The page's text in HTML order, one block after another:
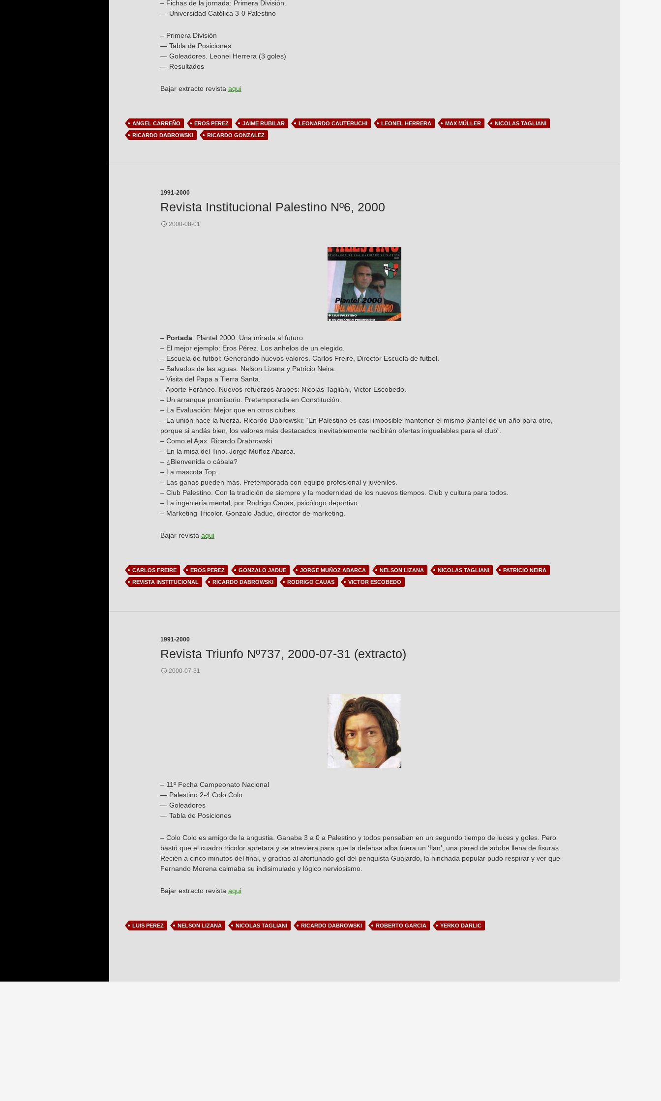
– Fichas de la jornada: Primera División.
— Universidad Católica 3-0 Palestino
– Primera División
— Tabla de Posiciones
— Goleadores. Leonel Herrera (3 goles)
— Resultados
Bajar extracto revista aqui
ANGEL CARREÑO EROS PEREZ JAIME RUBILAR LEONARDO CAUTERUCHI LEONEL HERRERA MAX MÜLLER
NICOLAS TAGLIANI
RICARDO DABROWSKI
RICARDO GONZALEZ
1991-2000
Revista Institucional Palestino Nº6, 2000
2000-08-01
– Portada: Plantel 2000. Una mirada al futuro.
– El mejor ejemplo: Eros Pérez. Los anhelos de un elegido.
– Escuela de futbol: Generando nuevos valores. Carlos Freire, Director Escuela de futbol.
– Salvados de las aguas. Nelson Lizana y Patricio Neira.
– Visita del Papa a Tierra Santa.
– Aporte Foráneo. Nuevos refuerzos árabes: Nicolas Tagliani, Victor Escobedo.
– Un arranque promisorio. Pretemporada en Constitución.
– La Evaluación: Mejor que en otros clubes.
– La unión hace la fuerza. Ricardo Dabrowski: “En Palestino es casi imposible mantener el mismo plantel de un año para otro,
porque si andás bien, los valores más destacados inevitablemente recibirán ofertas inigualables para el club”.
– Como el Ajax. Ricardo Drabrowski.
– En la misa del Tino. Jorge Muñoz Abarca.
– ¿Bienvenida o cábala?
– La mascota Top.
– Las ganas pueden más. Pretemporada con equipo profesional y juveniles.
– Club Palestino. Con la tradición de siempre y la modernidad de los nuevos tiempos. Club y cultura para todos.
– La ingeniería mental, por Rodrigo Cauas, psicólogo deportivo.
– Marketing Tricolor. Gonzalo Jadue, director de marketing.
Bajar revista aqui
CARLOS FREIRE EROS PEREZ GONZALO JADUE JORGE MUÑOZ ABARCA NELSON LIZANA NICOLAS TAGLIANI
PATRICIO NEIRA
REVISTA INSTITUCIONAL
RICARDO DABROWSKI RODRIGO CAUAS VICTOR ESCOBEDO
1991-2000
Revista Triunfo Nº737, 2000-07-31 (extracto)
2000-07-31
– 11º Fecha Campeonato Nacional
— Palestino 2-4 Colo Colo
— Goleadores
— Tabla de Posiciones
– Colo Colo es amigo de la angustia. Ganaba 3 a 0 a Palestino y todos pensaban en un segundo tiempo de luces y goles. Pero
bastó que el cuadro tricolor apretara y se atreviera para que la defensa alba fuera un ‘flan’, una pared de adobe llena de fisuras.
Recién a cinco minutos del final, y gracias al afortunado gol del penquista Guajardo, la hinchada popular pudo respirar y ver que
Fernando Morena calmaba su indisimulado y lógico nerviosismo.
Bajar extracto revista aqui
LUIS PEREZ NELSON LIZANA NICOLAS TAGLIANI RICARDO DABROWSKI ROBERTO GARCIA YERKO DARLIC